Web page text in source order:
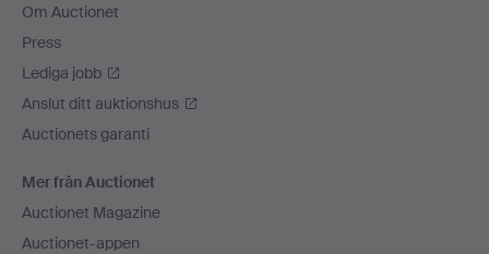
Om Auctionet
Press
Lediga jobb
Anslut ditt auktionshus
Auctionets garanti
Mer från Auctionet
Auctionet Magazine
Auctionet-appen